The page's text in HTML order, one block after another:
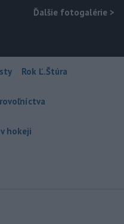
Ďalšie fotogalérie >
Rok Ľ.Štúra
hokeji